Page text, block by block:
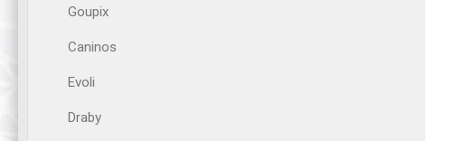
Goupix
Caninos
Evoli
Draby